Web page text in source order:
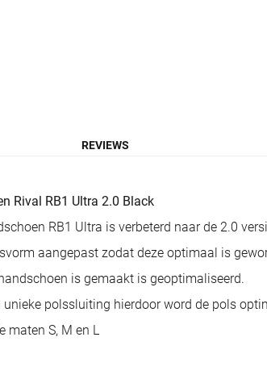
REVIEWS
Rival RB1 Ultra 2.0 Black
RB1 Ultra is verbeterd naar de 2.0
aangepast zodat deze optimaal is
is gemaakt is geoptimaliseerd.
unieke polssluiting hierdoor word de pols
maten S, M en L